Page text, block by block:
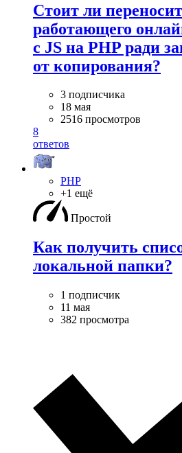
Стоит ли
работающего
с JS на PHP ради
от копирования?
3 подписчика
18 мая
2516 просмотров
8
ответов
PHP
+1 ещё
Простой
Как получить
локальной папки?
1 подписчик
11 мая
382 просмотра